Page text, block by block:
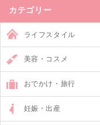
カテゴリー
ライフスタイル
美容・コスメ
おでかけ・旅行
妊娠・出産